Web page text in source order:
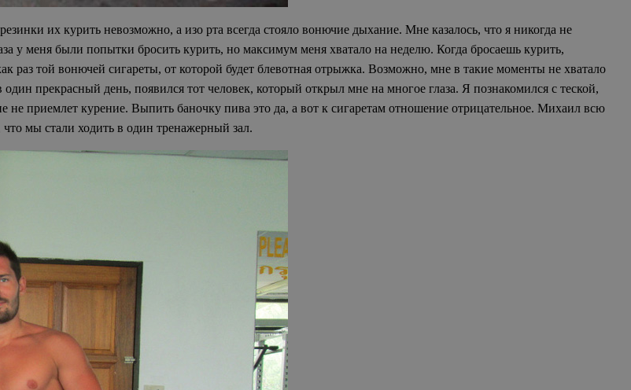
их курить невозможно, а изо рта всегда стояло вонючие дыхание. Мне казалось, что я никогда не
у меня были попытки бросить курить, но максимум меня хватало на неделю. Когда бросаешь курить,
раз той вонючей сигареты, от которой будет блевотная отрыжка. Возможно, мне в такие моменты не хватало
прекрасный день, появился тот человек, который открыл мне на многое глаза. Я познакомился с теской,
приемлет курение. Выпить баночку пива это да, а вот к сигаретам отношение отрицательное. Михаил всю
мы стали ходить в один тренажерный зал.